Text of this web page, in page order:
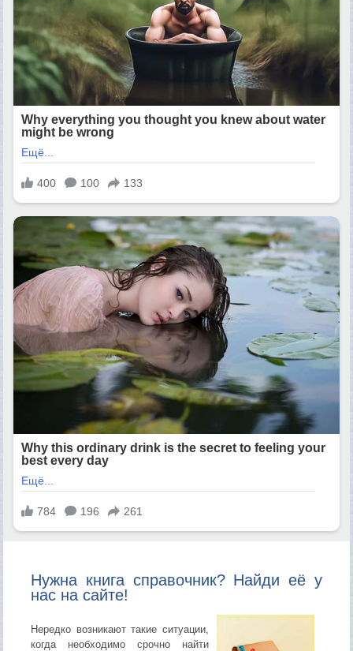
Нужна книга справочник? Найди её у
нас на сайте!
Нередко возникают такие ситуации,
когда необходимо срочно найти